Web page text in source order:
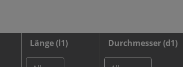
Länge (l1) Durchmesser (d1)